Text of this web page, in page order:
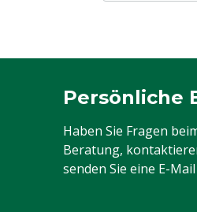
Persönliche
Haben Sie Fragen
Beratung,
senden Sie eine E-